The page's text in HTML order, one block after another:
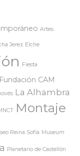
Artes
Jerez Elche
Fiesta
Fundación CAM
La Alhambra
Montaje
Reina Sofía Museum
Planetario de Castellón